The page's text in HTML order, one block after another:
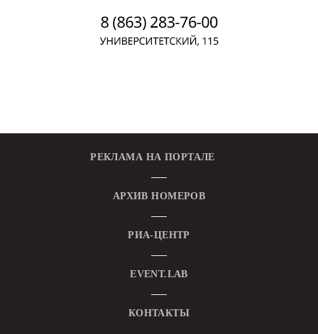
РЕКЛАМА НА ПОРТАЛЕ
АРХИВ НОМЕРОВ
РИА-ЦЕНТР
EVENT.LAB
КОНТАКТЫ